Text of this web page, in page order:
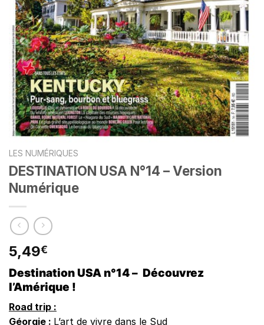
LES NUMÉRIQUES
DESTINATION USA N°14 – Version
Numérique
5,49€
Destination USA n°14 – Découvrez
l’Amérique !
Road trip :
Géorgie : L’art de vivre dans le Sud